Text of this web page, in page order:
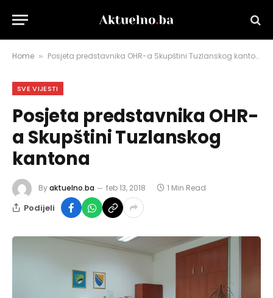
Home » Posjeta predstavnika OHR-a Skupštini Tuzlanskog kantona
SVE VIJESTI
Posjeta predstavnika OHR-
a Skupštini Tuzlanskog
kantona
Byaktuelno.ba feb 13, 2018 1 Min Read
Podijeli